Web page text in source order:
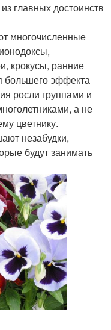
главных достоинств
многочисленные
крокусы, ранние
большего эффекта
росли группами и
а не
цветнику.
незабудки,
будут занимать